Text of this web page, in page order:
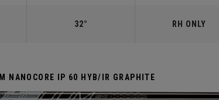
32° RH ONLY
NANOCORE IP 60 HYB/IR GRAPHITE